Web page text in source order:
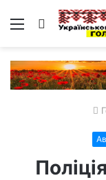
Меню Пошук